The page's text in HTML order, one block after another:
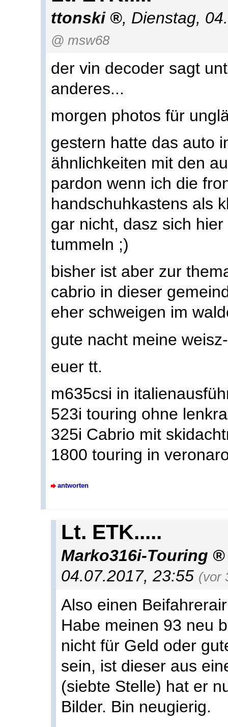
ttonski , Dienstag,
@ msw68
der vin decoder sagt
anderes...
morgen photos für
gestern hatte das auto
ähnlichkeiten mit den
pardon wenn ich die
handschuhkastens als
gar nicht, dasz sich
tummeln ;)
bisher ist aber zur
cabrio in dieser
eher schweigen im
gute nacht meine
euer tt.
m635csi in
523i touring ohne
325i Cabrio mit
1800 touring in
antworten
Lt. ETK.....
Marko316i-Touring
04.07.2017, 23:55 (vor
Also einen
Habe meinen 93 neu
nicht für Geld oder
sein, ist dieser aus
(siebte Stelle) hat er
Bilder. Bin neugierig.